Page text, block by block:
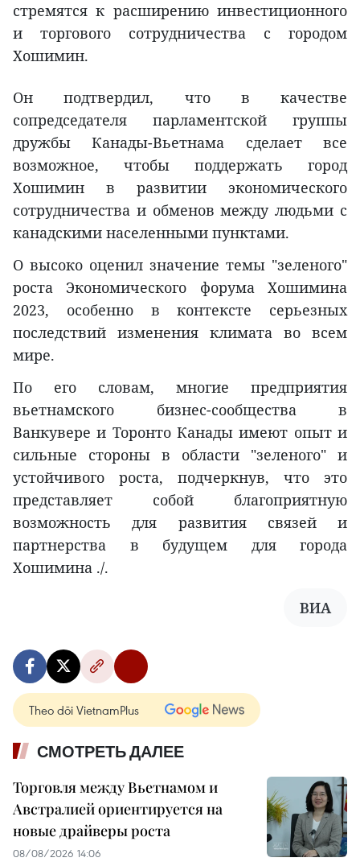
стремятся к расширению инвестиционного
и торгового сотрудничества с городом
Хошимин.
Он подтвердил, что в качестве
сопредседателя парламентской группы
дружбы Канады-Вьетнама сделает все
возможное, чтобы поддержать город
Хошимин в развитии экономического
сотрудничества и обменов между людьми с
канадскими населенными пунктами.
О высоко оценил значение темы "зеленого"
роста Экономического форума Хошимина
2023, особенно в контексте серьезных
последствий изменения климата во всем
мире.
По его словам, многие предприятия
вьетнамского бизнес-сообщества в
Ванкувере и Торонто Канады имеют опыт и
сильные стороны в области "зеленого" и
устойчивого роста, подчеркнув, что это
представляет собой благоприятную
возможность для развития связей и
партнерства в будущем для города
Хошимина ./.
ВИА
Theo dõi VietnamPlus
СМОТРЕТЬ ДАЛЕЕ
Торговля между Вьетнамом и
Австралией ориентируется на
новые драйверы роста
08/08/2026 14:06